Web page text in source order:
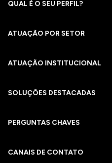
QUAL É O SEU PERFIL?
ATUAÇÃO POR SETOR
ATUAÇÃO INSTITUCIONAL
SOLUÇÕES DESTACADAS
PERGUNTAS CHAVES​
CANAIS DE CONTATO